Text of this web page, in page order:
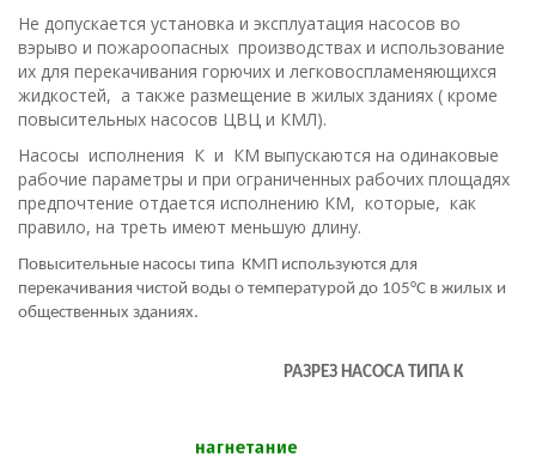
Не допускается установка и эксплуатация насосов во
вэрыво и пожароопасных производствах и использование
их для перекачивания горючих и легковоспламеняющихся
жидкостей, а также размещение в жилых зданиях ( кроме
повысительных насосов ЦВЦ и КМЛ).
Насосы исполнения К и КM выпускаются на одинаковые
рабочие параметры и при ограниченных рабочих площадях
предпочтение отдается исполнению КМ, которые, как
правило, на треть имеют меньшую длину.
Повысительные насосы типа КМП используются для
перекачивания чистой воды о температурой до 105°С в жилых и
общественных зданиях.
РАЗРЕЗ НАСОСА ТИПА К